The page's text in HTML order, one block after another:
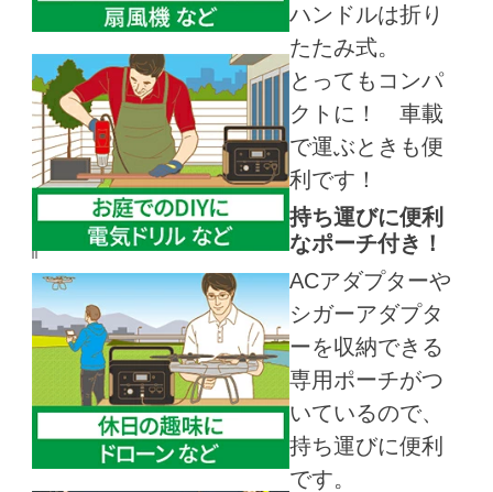
ハンドルは折り
たたみ式。
とってもコンパ
クトに！ 車載
で運ぶときも便
利です！
持ち運びに便利
なポーチ付き！
ACアダプターや
シガーアダプタ
ーを収納できる
専用ポーチがつ
いているので、
持ち運びに便利
です。